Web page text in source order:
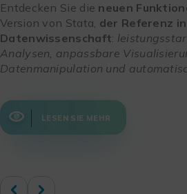
Entdecken Sie die neuen
Version von Stata, der Referenz
Datenwissenschaft:
Analysen, anpassbare
Datenmanipulation und
LESEN SIE MEHR